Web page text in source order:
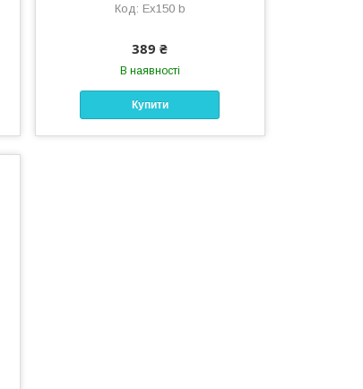
Ex150 b
389 ₴
В наявності
Купити